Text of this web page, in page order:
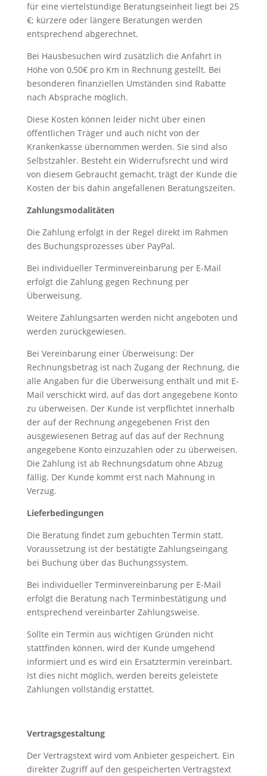
für eine viertelstündige Beratungseinheit liegt bei 25
€; kürzere oder längere Beratungen werden
entsprechend abgerechnet.
Bei Hausbesuchen wird zusätzlich die Anfahrt in
Höhe von 0,50€ pro Km in Rechnung gestellt. Bei
besonderen finanziellen Umständen sind Rabatte
nach Absprache möglich.
Diese Kosten können leider nicht über einen
öffentlichen Träger und auch nicht von der
Krankenkasse übernommen werden. Sie sind also
Selbstzahler. Besteht ein Widerrufsrecht und wird
von diesem Gebraucht gemacht, trägt der Kunde die
Kosten der bis dahin angefallenen Beratungszeiten.
Zahlungsmodalitäten
Die Zahlung erfolgt in der Regel direkt im Rahmen
des Buchungsprozesses über PayPal.
Bei individueller Terminvereinbarung per E-Mail
erfolgt die Zahlung gegen Rechnung per
Überweisung.
Weitere Zahlungsarten werden nicht angeboten und
werden zurückgewiesen.
Bei Vereinbarung einer Überweisung: Der
Rechnungsbetrag ist nach Zugang der Rechnung, die
alle Angaben für die Überweisung enthält und mit E-
Mail verschickt wird, auf das dort angegebene Konto
zu überweisen. Der Kunde ist verpflichtet innerhalb
der auf der Rechnung angegebenen Frist den
ausgewiesenen Betrag auf das auf der Rechnung
angegebene Konto einzuzahlen oder zu überweisen.
Die Zahlung ist ab Rechnungsdatum ohne Abzug
fällig. Der Kunde kommt erst nach Mahnung in
Verzug.
Lieferbedingungen
Die Beratung findet zum gebuchten Termin statt.
Voraussetzung ist der bestätigte Zahlungseingang
bei Buchung über das Buchungssystem.
Bei individueller Terminvereinbarung per E-Mail
erfolgt die Beratung nach Terminbestätigung und
entsprechend vereinbarter Zahlungsweise.
Sollte ein Termin aus wichtigen Gründen nicht
stattfinden können, wird der Kunde umgehend
informiert und es wird ein Ersatztermin vereinbart.
Ist dies nicht möglich, werden bereits geleistete
Zahlungen vollständig erstattet.
Vertragsgestaltung
Der Vertragstext wird vom Anbieter gespeichert. Ein
direkter Zugriff auf den gespeicherten Vertragstext